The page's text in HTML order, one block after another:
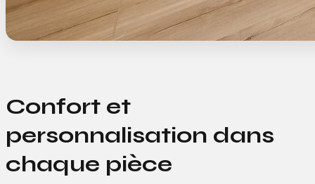
Confort et
personnalisation dans
chaque pièce